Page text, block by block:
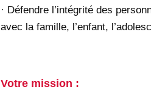
· Défendre l’intégrité des
avec la famille, l’enfant,
Votre mission :